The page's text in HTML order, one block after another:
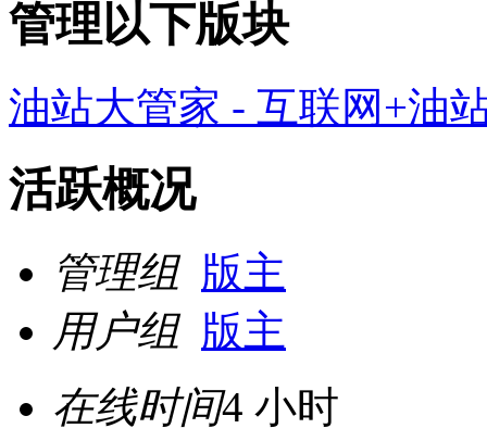
管理以下版块
油站大管家 - 互联网+油
活跃概况
管理组 版主
用户组 版主
在线时间4 小时